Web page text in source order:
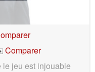
Comparer
le jeu est injouable